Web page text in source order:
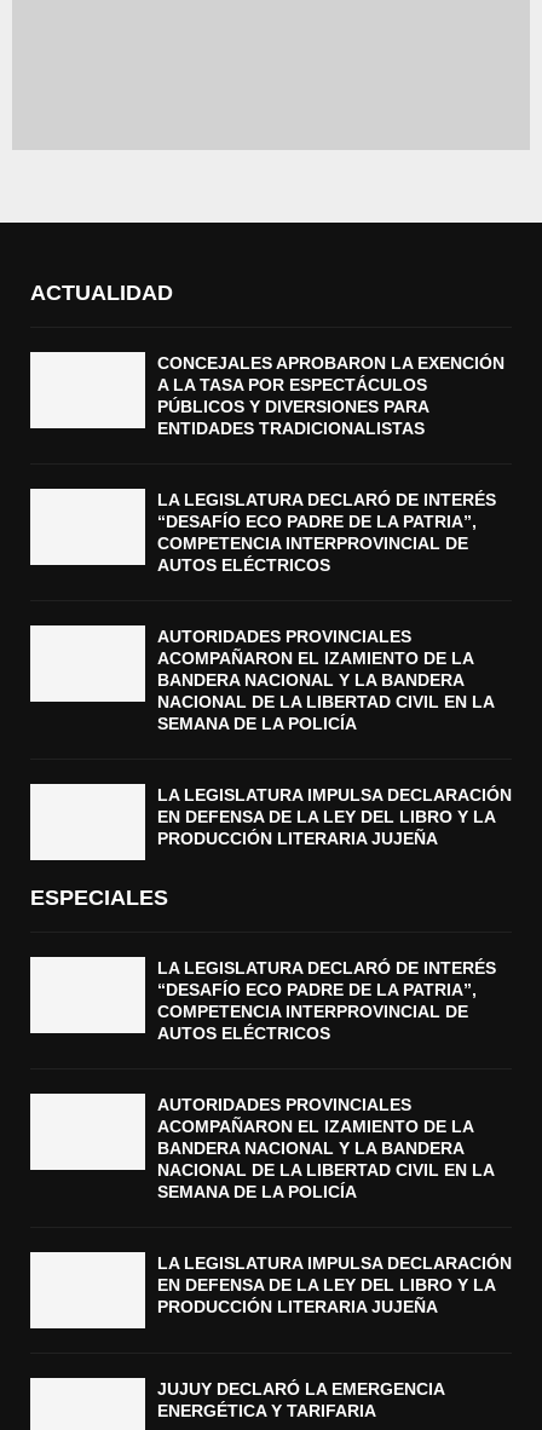
ACTUALIDAD
CONCEJALES APROBARON LA EXENCIÓN
A LA TASA POR ESPECTÁCULOS
PÚBLICOS Y DIVERSIONES PARA
ENTIDADES TRADICIONALISTAS
LA LEGISLATURA DECLARÓ DE INTERÉS
“DESAFÍO ECO PADRE DE LA PATRIA”,
COMPETENCIA INTERPROVINCIAL DE
AUTOS ELÉCTRICOS
AUTORIDADES PROVINCIALES
ACOMPAÑARON EL IZAMIENTO DE LA
BANDERA NACIONAL Y LA BANDERA
NACIONAL DE LA LIBERTAD CIVIL EN LA
SEMANA DE LA POLICÍA
LA LEGISLATURA IMPULSA DECLARACIÓN
EN DEFENSA DE LA LEY DEL LIBRO Y LA
PRODUCCIÓN LITERARIA JUJEÑA
ESPECIALES
LA LEGISLATURA DECLARÓ DE INTERÉS
“DESAFÍO ECO PADRE DE LA PATRIA”,
COMPETENCIA INTERPROVINCIAL DE
AUTOS ELÉCTRICOS
AUTORIDADES PROVINCIALES
ACOMPAÑARON EL IZAMIENTO DE LA
BANDERA NACIONAL Y LA BANDERA
NACIONAL DE LA LIBERTAD CIVIL EN LA
SEMANA DE LA POLICÍA
LA LEGISLATURA IMPULSA DECLARACIÓN
EN DEFENSA DE LA LEY DEL LIBRO Y LA
PRODUCCIÓN LITERARIA JUJEÑA
JUJUY DECLARÓ LA EMERGENCIA
ENERGÉTICA Y TARIFARIA